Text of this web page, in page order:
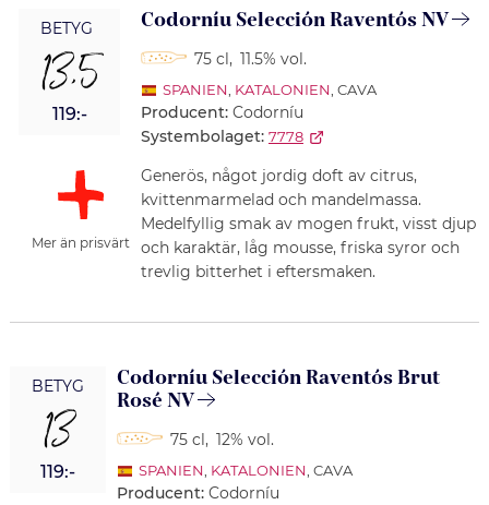
BETYG
13,5
119:-
Mer än prisvärt
Codorníu Selección Raventós NV
75 cl, 11.5% vol.
SPANIEN KATALONIEN , CAVA
Producent: Codorníu
Systembolaget: 7778
Generös, något jordig doft av citrus,
kvittenmarmelad och mandelmassa.
Medelfyllig smak av mogen frukt, visst djup
och karaktär, låg mousse, friska syror och
trevlig bitterhet i eftersmaken.
BETYG
13
119:-
Codorníu Selección Raventós Brut
Rosé NV
75 cl, 12% vol.
SPANIEN KATALONIEN , CAVA
Producent: Codorníu